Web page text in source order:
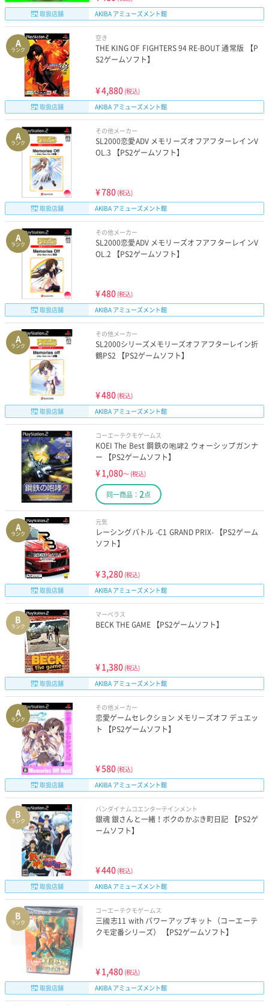
取扱店舗
AKIBA アミューズメント館
A
ランク
空き
THE KING OF FIGHTERS 94 RE-BOUT 通常版 【P
S2ゲームソフト】
¥4,880 (税込)
取扱店舗
AKIBA アミューズメント館
A
ランク
その他メーカー
SL2000恋愛ADV メモリーズオフアフターレインV
OL.3 【PS2ゲームソフト】
¥780 (税込)
取扱店舗
AKIBA アミューズメント館
A
ランク
その他メーカー
SL2000恋愛ADV メモリーズオフアフターレインV
OL.2 【PS2ゲームソフト】
¥480 (税込)
取扱店舗
AKIBA アミューズメント館
A
ランク
その他メーカー
SL2000シリーズメモリーズオフアフターレイン折
鶴PS2 【PS2ゲームソフト】
¥480 (税込)
取扱店舗
AKIBA アミューズメント館
コーエーテクモゲームス
KOEI The Best 鋼鉄の咆哮2 ウォーシップガンナ
ー 【PS2ゲームソフト】
¥1,080～ (税込)
同一商品： 2点
A
ランク
元気
レーシングバトル -C1 GRAND PRIX- 【PS2ゲーム
ソフト】
¥3,280 (税込)
取扱店舗
AKIBA アミューズメント館
B
ランク
マーベラス
BECK THE GAME 【PS2ゲームソフト】
¥1,380 (税込)
取扱店舗
AKIBA アミューズメント館
A
ランク
その他メーカー
恋愛ゲームセレクション メモリーズオフ デュエッ
ト 【PS2ゲームソフト】
¥580 (税込)
取扱店舗
AKIBA アミューズメント館
B
ランク
バンダイナムコエンターテインメント
銀魂 銀さんと一緒！ボクのかぶき町日記 【PS2ゲ
ームソフト】
¥440 (税込)
取扱店舗
AKIBA アミューズメント館
B
ランク
コーエーテクモゲームス
三國志11 with パワーアップキット（コーエーテ
クモ定番シリーズ） 【PS2ゲームソフト】
¥1,480 (税込)
取扱店舗
AKIBA アミューズメント館